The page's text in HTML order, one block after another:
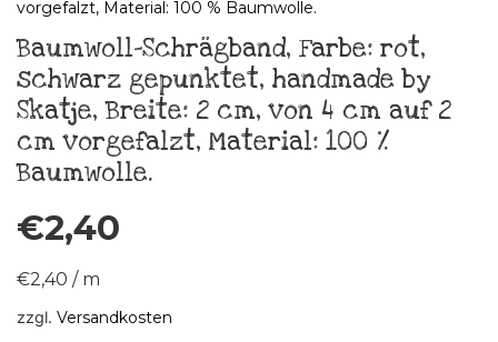
Baumwoll-Schrägband, Farbe: rot,
schwarz gepunktet, handmade by
Skatje, Breite: 2 cm, von 4 cm auf 2
cm vorgefalzt, Material: 100 %
Baumwolle.
€2,40
€2,40 / m
zzgl. Versandkosten